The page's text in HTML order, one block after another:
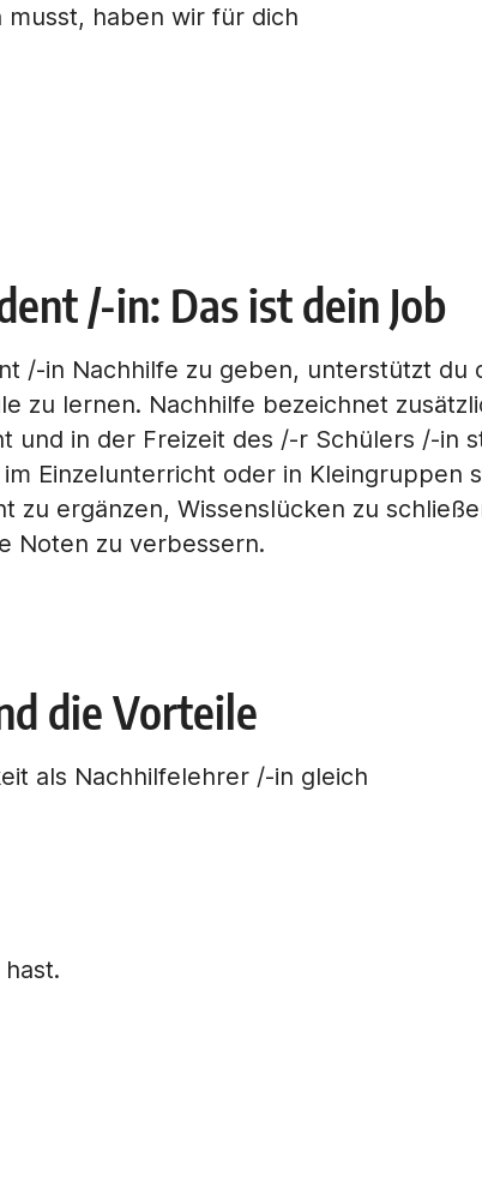
haben wir für dich
/-in: Das ist dein Job
/-in Nachhilfe zu geben, unterstützt du
zu lernen. Nachhilfe bezeichnet
und in der Freizeit des /-r Schülers /-in
Einzelunterricht oder in Kleingruppen
zu ergänzen, Wissenslücken zu
Noten zu verbessern.
die Vorteile
als Nachhilfelehrer /-in gleich